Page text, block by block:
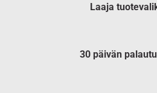
Laaja
30 päivän